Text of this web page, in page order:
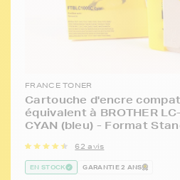
FRANCE TONER
Cartouche d'encre
équivalent à BROTHER
CYAN (bleu) - Format
62 avis
EN STOCK GARANTIE 2 ANS